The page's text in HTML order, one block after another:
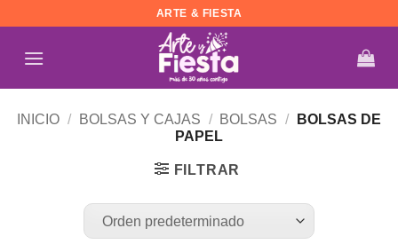
contenido
ARTE & FIESTA
INICIO / BOLSAS Y CAJAS / BOLSAS /
BOLSAS DE
PAPEL
FILTRAR